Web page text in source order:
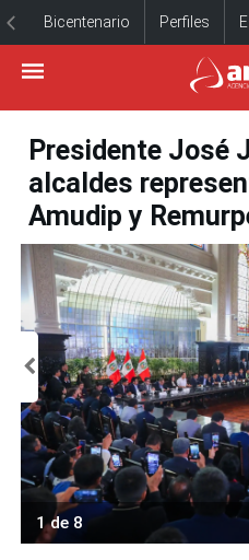
Bicentenario Perfiles
Presidente José
alcaldes
Amudip y
1 de 8